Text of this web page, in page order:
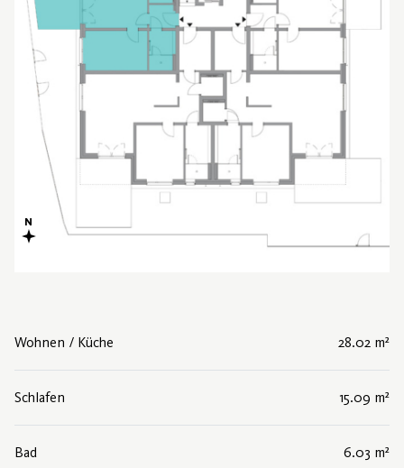
Wohnen / Küche 28.02 m²
Schlafen 15.09 m²
Bad 6.03 m²